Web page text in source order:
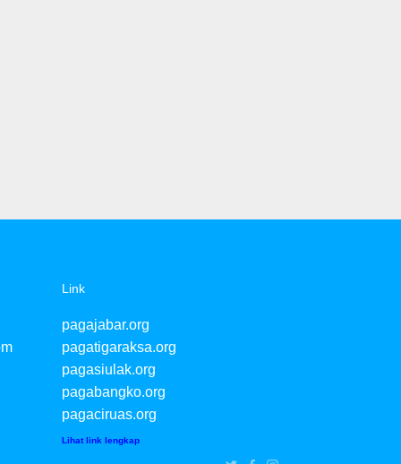
Link
pagajabar.org
pagatigaraksa.org
pagasiulak.org
pagabangko.org
pagaciruas.org
Lihat link lengkap